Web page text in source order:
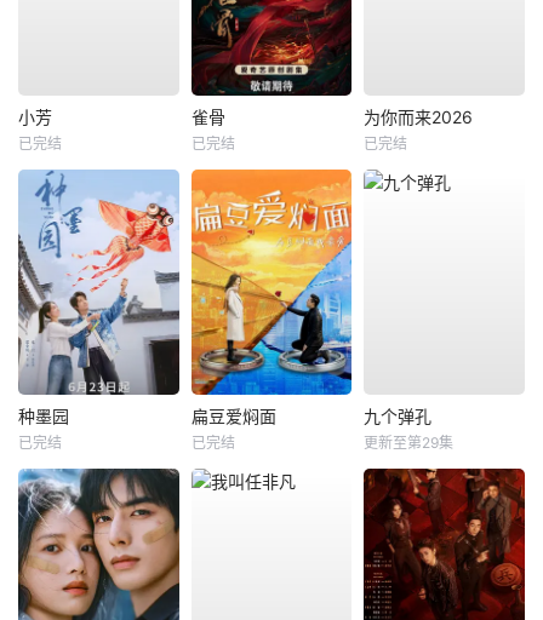
小芳
已完结
雀骨
已完结
为你而来2026
已完结
种墨园
已完结
扁豆爱焖面
已完结
九个弹孔
更新至第29集